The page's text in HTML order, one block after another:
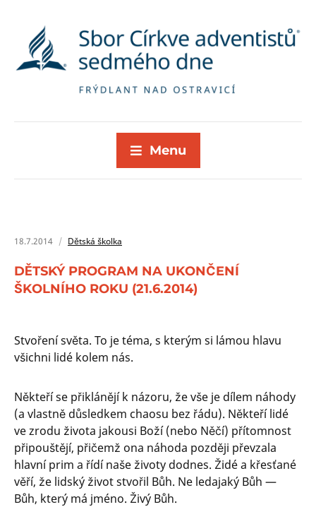
Menu
18.7.2014 Dětská školka
DĚTSKÝ PROGRAM NA UKONČENÍ
ŠKOLNÍHO ROKU (21.6.2014)
Stvoření světa. To je téma, s kterým si lámou hlavu
všichni lidé kolem nás.
Někteří se přiklánějí k názoru, že vše je dílem náhody
(a vlastně důsledkem chaosu bez řádu). Někteří lidé
ve zrodu života jakousi Boží (nebo Něčí) přítomnost
připouštějí, přičemž ona náhoda později převzala
hlavní prim a řídí naše životy dodnes. Židé a křesťané
věří, že lidský život stvořil Bůh. Ne ledajaký Bůh —
Bůh, který má jméno. Živý Bůh.